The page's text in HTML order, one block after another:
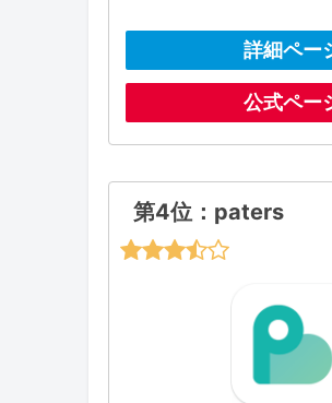
詳細ペー
公式ペー
第4位：paters